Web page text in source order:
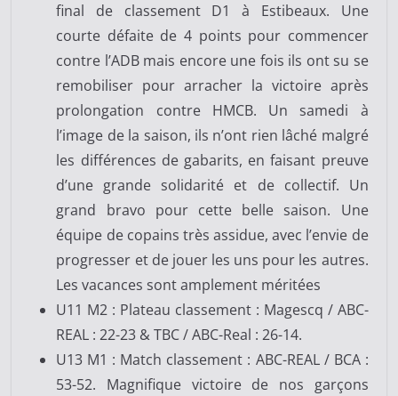
final de classement D1 à Estibeaux. Une
courte défaite de 4 points pour commencer
contre l’ADB mais encore une fois ils ont su se
remobiliser pour arracher la victoire après
prolongation contre HMCB. Un samedi à
l’image de la saison, ils n’ont rien lâché malgré
les différences de gabarits, en faisant preuve
d’une grande solidarité et de collectif. Un
grand bravo pour cette belle saison. Une
équipe de copains très assidue, avec l’envie de
progresser et de jouer les uns pour les autres.
Les vacances sont amplement méritées
U11 M2 : Plateau classement : Magescq / ABC-
REAL : 22-23 & TBC / ABC-Real : 26-14.
U13 M1 : Match classement : ABC-REAL / BCA :
53-52. Magnifique victoire de nos garçons